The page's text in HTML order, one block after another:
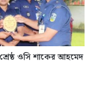
শ্রেষ্ঠ ওসি শাকের আহমেদ